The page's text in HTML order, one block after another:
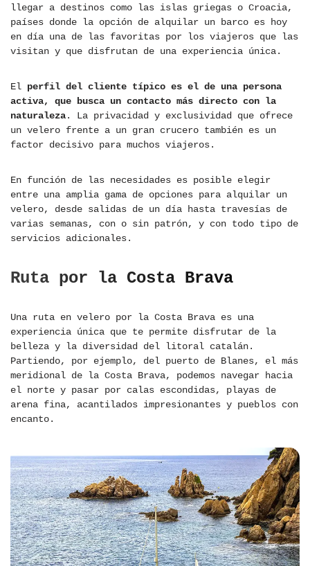
llegar a destinos como las islas griegas o Croacia,
países donde la opción de alquilar un barco es hoy
en día una de las favoritas por los viajeros que las
visitan y que disfrutan de una experiencia única.
El perfil del cliente típico es el de una persona
activa, que busca un contacto más directo con la
naturaleza. La privacidad y exclusividad que ofrece
un velero frente a un gran crucero también es un
factor decisivo para muchos viajeros.
En función de las necesidades es posible elegir
entre una amplia gama de opciones para alquilar un
velero, desde salidas de un día hasta travesías de
varias semanas, con o sin patrón, y con todo tipo de
servicios adicionales.
Ruta por la Costa Brava
Una ruta en velero por la Costa Brava es una
experiencia única que te permite disfrutar de la
belleza y la diversidad del litoral catalán.
Partiendo, por ejemplo, del puerto de Blanes, el más
meridional de la Costa Brava, podemos navegar hacia
el norte y pasar por calas escondidas, playas de
arena fina, acantilados impresionantes y pueblos con
encanto.